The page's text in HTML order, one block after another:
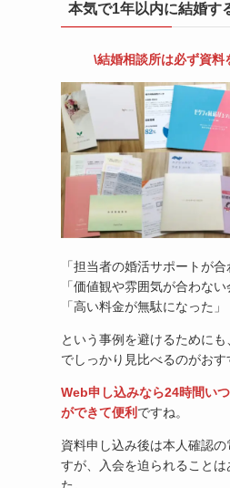
本気で1年以内に結婚す
\結婚相談所は必ず資料
「担当者の婚活サポートが合
「価値観や雰囲気が合わない
「高い料金が無駄になった」
という事例を避けるために
でしっかり見比べるのがおす
Web申し込みなら24時間い
ができて便利 ですね。
資料申し込み後は本人確認の
すが、入会を迫られることは